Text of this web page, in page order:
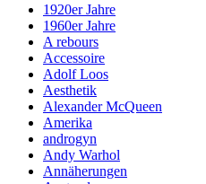
1920er Jahre
1960er Jahre
A rebours
Accessoire
Adolf Loos
Aesthetik
Alexander McQueen
Amerika
androgyn
Andy Warhol
Annäherungen